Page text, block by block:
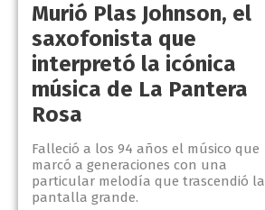
Murió Plas Johnson, el
saxofonista que
interpretó la icónica
música de La Pantera
Rosa
Falleció a los 94 años el músico que
marcó a generaciones con una
particular melodía que trascendió la
pantalla grande.